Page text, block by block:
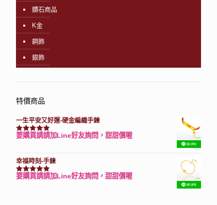
鑽石商品
K金
鋼飾
銀飾
特價商品
一生平安又好運-硬金編織手鍊
評分7740滿分 5
要購買請請加Line好友詢問，甜甜價喔
幸福時刻-手鍊
評分3150滿分 5
要購買請請加Line好友詢問，甜甜價喔